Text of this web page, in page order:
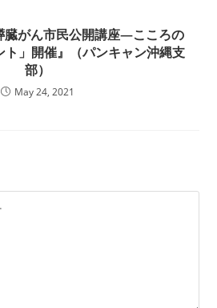
臓がん市民公開講座—こころの
ト」開催』（パンキャン沖縄支
部）
May 24, 2021